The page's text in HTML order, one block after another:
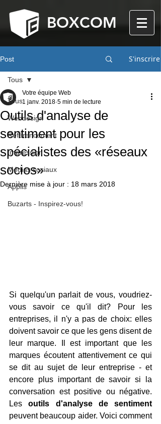
BOXCOM
Post S'inscrire
Tous
Webdesign
Référencement
Impression
Médias sociaux
Applis
Buzarts - Inspirez-vous!
Tous
Outils d'analyse de
sentiment pour les
spécialistes des «réseaux
socios»
Votre équipe Web
1 janv. 2018 5 min de lecture
Dernière mise à jour : 18 mars 2018
Si quelqu'un parlait de vous, voudriez-
vous savoir ce qu'il dit? Pour les
entreprises, il n'y a pas de choix: elles
doivent savoir ce que les gens disent de
leur marque. Il est important que les
marques écoutent attentivement ce qui
se dit au sujet de leur entreprise - et
encore plus important de savoir si la
conversation est positive ou négative.
Les
peuvent beaucoup aider. Voici comment